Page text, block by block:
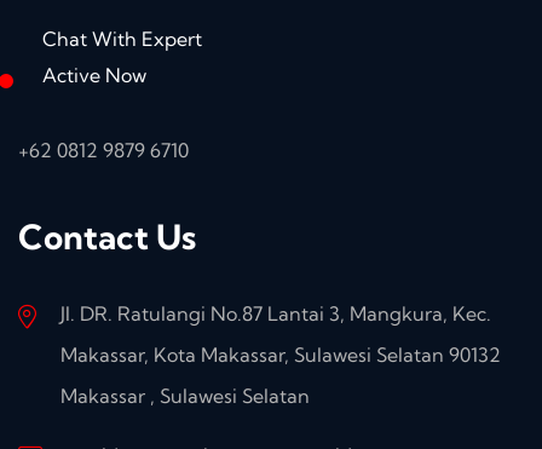
Chat With Expert
Active Now
+62 0812 9879 6710
Contact Us
Jl. DR. Ratulangi No.87 Lantai 3, Mangkura, Kec.
Makassar, Kota Makassar, Sulawesi Selatan 90132
Makassar , Sulawesi Selatan